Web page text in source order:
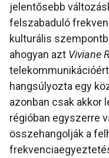
jelentősebb
felszabaduló
kulturális
ahogyan azt Viviane
hangsúlyozta egy
azonban csak akkor
régióban egyszerre
összehangolják a